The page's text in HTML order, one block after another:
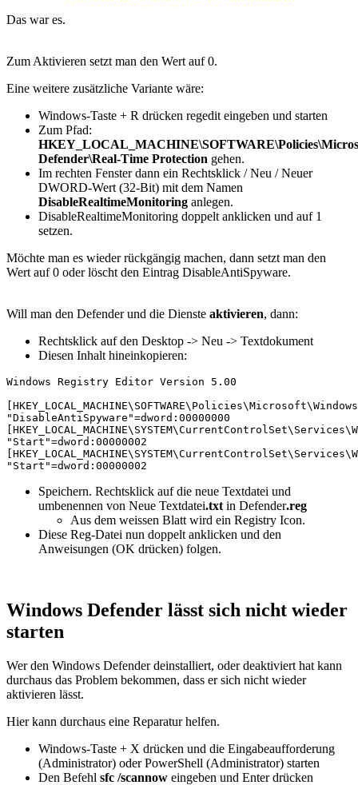
Das war es.
Zum Aktivieren setzt man den Wert auf 0.
Eine weitere zusätzliche Variante wäre:
Windows-Taste + R drücken regedit eingeben und starten
Zum Pfad:
Defender\Real-Time Protection gehen.
Im rechten Fenster dann ein Rechtsklick / Neu / Neuer
DWORD-Wert (32-Bit) mit dem Namen
DisableRealtimeMonitoring anlegen.
DisableRealtimeMonitoring doppelt anklicken und auf 1
setzen.
Möchte man es wieder rückgängig machen, dann setzt man den
Wert auf 0 oder löscht den Eintrag DisableAntiSpyware.
Will man den Defender und die Dienste aktivieren, dann:
Rechtsklick auf den Desktop -> Neu -> Textdokument
Diesen Inhalt hineinkopieren:
Windows Registry Editor Version 5.00
"DisableAntiSpyware"=dword:00000000
"Start"=dword:00000002
"Start"=dword:00000002
Speichern. Rechtsklick auf die neue Textdatei und
umbenennen von Neue Textdatei.txt in Defender.reg
Aus dem weissen Blatt wird ein Registry Icon.
Diese Reg-Datei nun doppelt anklicken und den
Anweisungen (OK drücken) folgen.
Windows Defender lässt sich nicht wieder
starten
Wer den Windows Defender deinstalliert, oder deaktiviert hat kann
durchaus das Problem bekommen, dass er sich nicht wieder
aktivieren lässt.
Hier kann durchaus eine Reparatur helfen.
Windows-Taste + X drücken und die Eingabeaufforderung
(Administrator) oder PowerShell (Administrator) starten
Den Befehl sfc /scannow eingeben und Enter drücken